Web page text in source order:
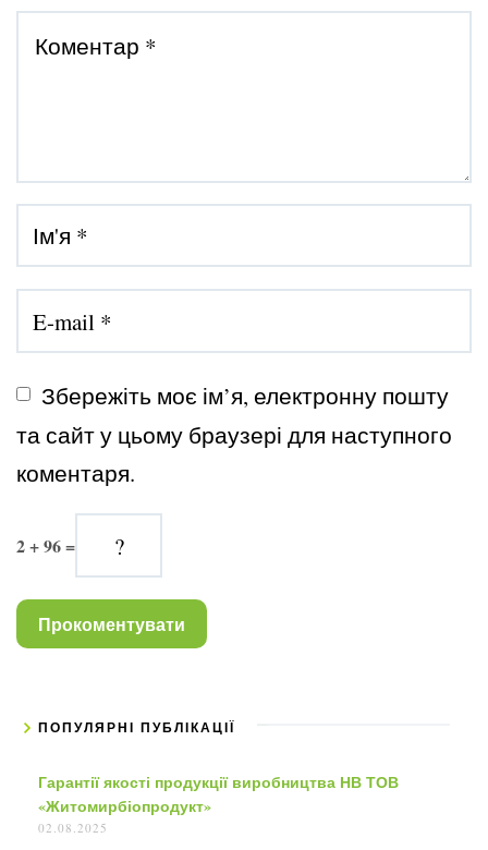
Збережіть моє ім’я, електронну пошту
та сайт у цьому браузері для наступного
коментаря.
2 + 96 =
ПОПУЛЯРНІ ПУБЛІКАЦІЇ
Гарантії якості продукції виробництва НВ ТОВ
«Житомирбіопродукт»
02.08.2025